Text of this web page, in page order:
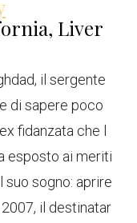
Liver
il sergente
di sapere poco
fidanzata che l
esposto ai meriti
suo sogno: aprire
il destinatar